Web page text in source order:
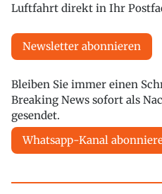
Luftfahrt direkt in Ihr
Newsletter abonnieren
Bleiben Sie immer einen
Breaking News sofort als
gesendet.
Whatsapp-Kanal